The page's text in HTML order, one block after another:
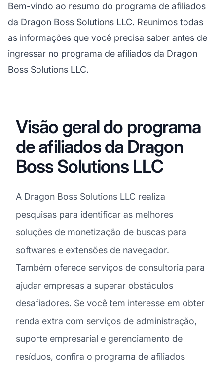
Bem-vindo ao resumo do programa de afiliados
da Dragon Boss Solutions LLC. Reunimos todas
as informações que você precisa saber antes de
ingressar no programa de afiliados da Dragon
Boss Solutions LLC.
Visão geral do programa
de afiliados da Dragon
Boss Solutions LLC
A Dragon Boss Solutions LLC realiza
pesquisas para identificar as melhores
soluções de monetização de buscas para
softwares e extensões de navegador.
Também oferece serviços de consultoria para
ajudar empresas a superar obstáculos
desafiadores. Se você tem interesse em obter
renda extra com serviços de administração,
suporte empresarial e gerenciamento de
resíduos, confira o programa de afiliados